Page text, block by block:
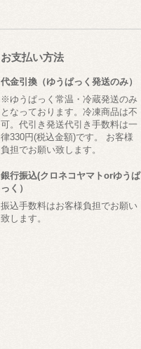
お支払い方法
代金引換（ゆうぱっく発送のみ）
※ゆうぱっく常温・冷蔵発送のみ
となっております。冷凍商品は不
可。代引き発送代引き手数料は一
律330円(税込金額)です。 お客様
負担でお願い致します。
銀行振込(クロネコヤマトorゆうぱ
っく）
振込手数料はお客様負担でお願い
致します。